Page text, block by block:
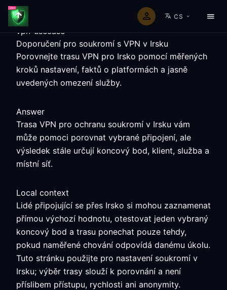
CS
vpn-usecase
Doporučení pro soukromí s VPN v Irsku
Porovnejte trasu VPN pro Irsko pomocí měřených
kroků nastavení, faktů o platformách a jasně
uvedených omezení služby.
Answer
Trasa VPN pro ochranu soukromí v Irsku vám
může pomoci porovnat vybrané připojení, ale
výsledek stále určují koncový bod, klient, služba a
místní síť.
Local context
Lidé připojující se přes Irsko si mohou zaznamenat
přímou výchozí hodnotu, otestovat jeden vybraný
koncový bod a trasu ponechat pouze tehdy,
pokud naměřené chování odpovídá danému úkolu.
Tuto stránku použijte pro nastavení soukromí v
Irsku; výběr trasy slouží k porovnání a není
příslibem přístupu, rychlosti ani anonymity.